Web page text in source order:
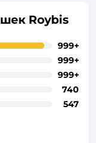
Roybis
999+
999+
999+
740
547